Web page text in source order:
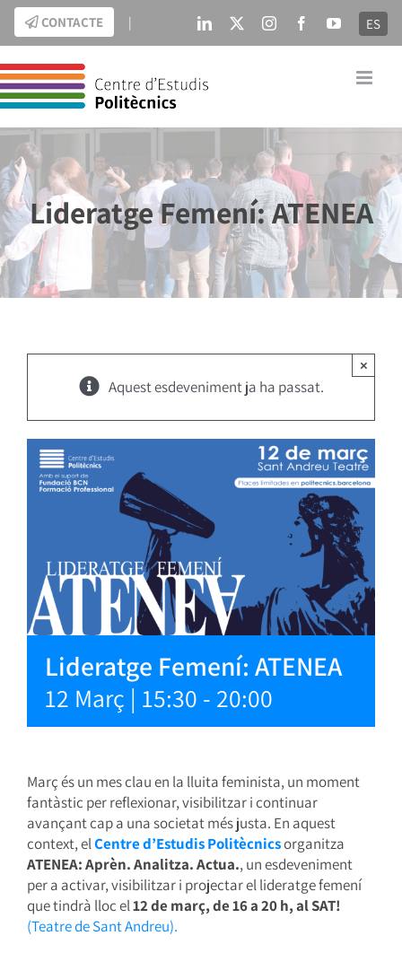
Skip
content
CONTACTE | LinkedIn InstagramFacebookYouTube
ES
Lideratge Femení: ATENEA
Aquest esdeveniment ja ha passat.
×
Lideratge Femení: ATENEA
12 Març | 15:30 - 20:00
Març és un mes clau en la lluita feminista, un moment
fantàstic per reflexionar, visibilitzar i continuar
avançant cap a una societat més justa. En aquest
context, elCentre d’Estudis Politècnicsorganitza
ATENEA: Aprèn. Analitza. Actua., un esdeveniment
per a activar, visibilitzar i projectar el lideratge femení
que tindrà lloc el12 de març, de 16 a 20 h, al SAT!
(Teatre de Sant Andreu).